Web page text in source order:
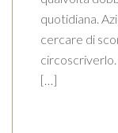
quotidiana.
cercare di
[…]